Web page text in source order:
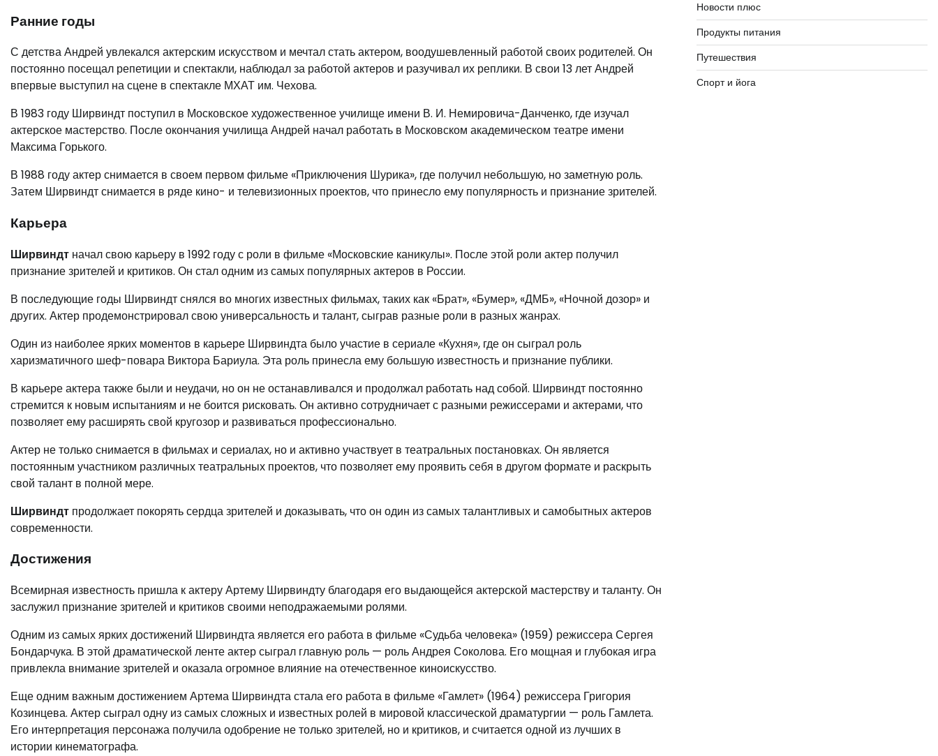
Ранние годы
С детства Андрей увлекался актерским искусством и мечтал стать актером, воодушевленный работой своих родителей. Он
постоянно посещал репетиции и спектакли, наблюдал за работой актеров и разучивал их реплики. В свои 13 лет Андрей
впервые выступил на сцене в спектакле МХАТ им. Чехова.
В 1983 году Ширвиндт поступил в Московское художественное училище имени В. И. Немировича-Данченко, где изучал
актерское мастерство. После окончания училища Андрей начал работать в Московском академическом театре имени
Максима Горького.
В 1988 году актер снимается в своем первом фильме «Приключения Шурика», где получил небольшую, но заметную роль.
Затем Ширвиндт снимается в ряде кино- и телевизионных проектов, что принесло ему популярность и признание зрителей.
Карьера
Ширвиндт начал свою карьеру в 1992 году с роли в фильме «Московские каникулы». После этой роли актер получил
признание зрителей и критиков. Он стал одним из самых популярных актеров в России.
В последующие годы Ширвиндт снялся во многих известных фильмах, таких как «Брат», «Бумер», «ДМБ», «Ночной дозор» и
других. Актер продемонстрировал свою универсальность и талант, сыграв разные роли в разных жанрах.
Один из наиболее ярких моментов в карьере Ширвиндта было участие в сериале «Кухня», где он сыграл роль
харизматичного шеф-повара Виктора Бариула. Эта роль принесла ему большую известность и признание публики.
В карьере актера также были и неудачи, но он не останавливался и продолжал работать над собой. Ширвиндт постоянно
стремится к новым испытаниям и не боится рисковать. Он активно сотрудничает с разными режиссерами и актерами, что
позволяет ему расширять свой кругозор и развиваться профессионально.
Актер не только снимается в фильмах и сериалах, но и активно участвует в театральных постановках. Он является
постоянным участником различных театральных проектов, что позволяет ему проявить себя в другом формате и раскрыть
свой талант в полной мере.
Ширвиндт продолжает покорять сердца зрителей и доказывать, что он один из самых талантливых и самобытных актеров
современности.
Достижения
Всемирная известность пришла к актеру Артему Ширвиндту благодаря его выдающейся актерской мастерству и таланту. Он
заслужил признание зрителей и критиков своими неподражаемыми ролями.
Одним из самых ярких достижений Ширвиндта является его работа в фильме «Судьба человека» (1959) режиссера Сергея
Бондарчука. В этой драматической ленте актер сыграл главную роль — роль Андрея Соколова. Его мощная и глубокая игра
привлекла внимание зрителей и оказала огромное влияние на отечественное киноискусство.
Еще одним важным достижением Артема Ширвиндта стала его работа в фильме «Гамлет» (1964) режиссера Григория
Козинцева. Актер сыграл одну из самых сложных и известных ролей в мировой классической драматургии — роль Гамлета.
Его интерпретация персонажа получила одобрение не только зрителей, но и критиков, и считается одной из лучших в
истории кинематографа.
Новости плюс
Продукты питания
Путешествия
Спорт и йога